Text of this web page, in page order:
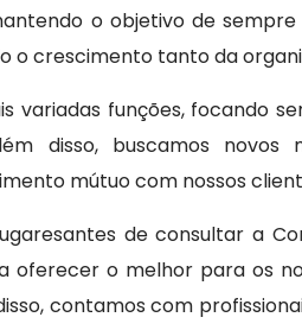
o objetivo de
crescimento tanto da
variadas funções, focando
disso, buscamos
mútuo com nossos
de consultar a
o melhor para os
contamos com